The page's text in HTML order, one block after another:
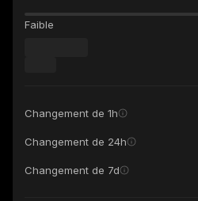
Faible
Changement de 1h
Changement de 24h
Changement de 7d